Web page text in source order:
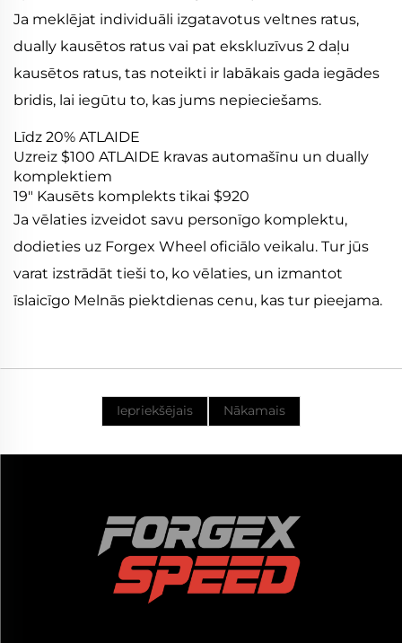
Ja meklējat individuāli izgatavotus veltnes ratus,
dually kausētos ratus vai pat ekskluzīvus 2 daļu
kausētos ratus, tas noteikti ir labākais gada iegādes
bridis, lai iegūtu to, kas jums nepieciešams.
Līdz 20% ATLAIDE
Uzreiz $100 ATLAIDE kravas automašīnu un dually
komplektiem
19" Kausēts komplekts tikai $920
Ja vēlaties izveidot savu personīgo komplektu,
dodieties uz Forgex Wheel oficiālo veikalu. Tur jūs
varat izstrādāt tieši to, ko vēlaties, un izmantot
īslaicīgo Melnās piektdienas cenu, kas tur pieejama.
Iepriekšējais Nākamais